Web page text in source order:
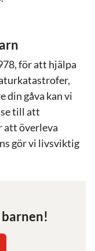
för att hjälpa
din gåva kan vi
se till att
att överleva
gör vi livsviktig